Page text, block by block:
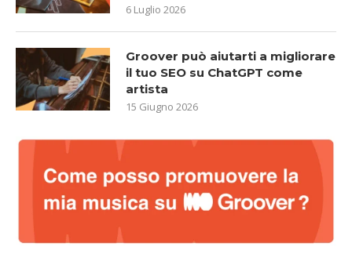
6 Luglio 2026
Groover può aiutarti a migliorare
il tuo SEO su ChatGPT come
artista
15 Giugno 2026